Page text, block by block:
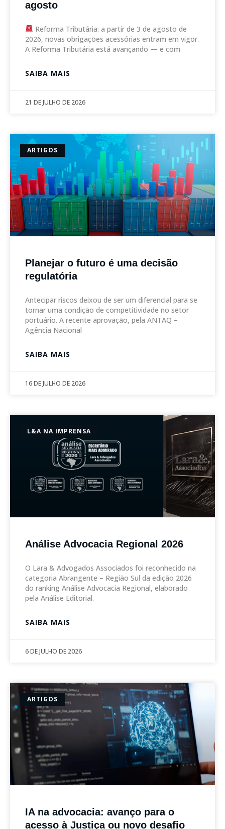
agosto
Reforma Tributária: a partir de 3 de agosto de
2026, novas obrigações acessórias entram em vigor.
A Reforma Tributária está avançando — e com
SAIBA MAIS
21 DE JULHO DE 2026
ARTIGOS
Planejar o futuro é uma decisão
regulatória
Antecipar riscos deixou de ser um diferencial para se
tornar uma condição de competitividade no setor
portuário. A recente aprovação, pela ANTAQ –
Agência Nacional
SAIBA MAIS
16 DE JULHO DE 2026
L&A NA IMPRENSA
Análise Advocacia Regional 2026
O Lara & Advogados Associados foi reconhecido na
categoria Abrangente – Região Sul da edição 2026
do ranking Análise Advocacia Regional, elaborado
pela Análise Editorial.
SAIBA MAIS
6 DE JULHO DE 2026
ARTIGOS
IA na advocacia: avanço para o
acesso à Justiça ou novo desafio